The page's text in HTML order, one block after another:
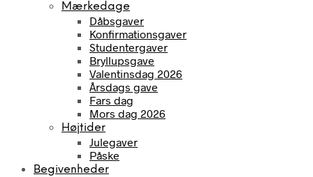
Mærkedage
Dåbsgaver
Konfirmationsgaver
Studentergaver
Bryllupsgave
Valentinsdag 2026
Årsdags gave
Fars dag
Mors dag 2026
Højtider
Julegaver
Påske
Begivenheder